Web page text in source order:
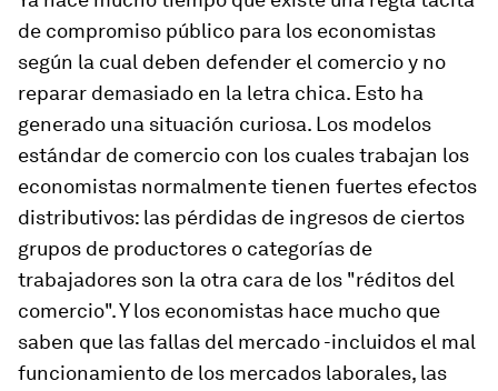
de compromiso público para los economistas
según la cual deben defender el comercio y no
reparar demasiado en la letra chica. Esto ha
generado una situación curiosa. Los modelos
estándar de comercio con los cuales trabajan los
economistas normalmente tienen fuertes efectos
distributivos: las pérdidas de ingresos de ciertos
grupos de productores o categorías de
trabajadores son la otra cara de los "réditos del
comercio". Y los economistas hace mucho que
saben que las fallas del mercado -incluidos el mal
funcionamiento de los mercados laborales, las